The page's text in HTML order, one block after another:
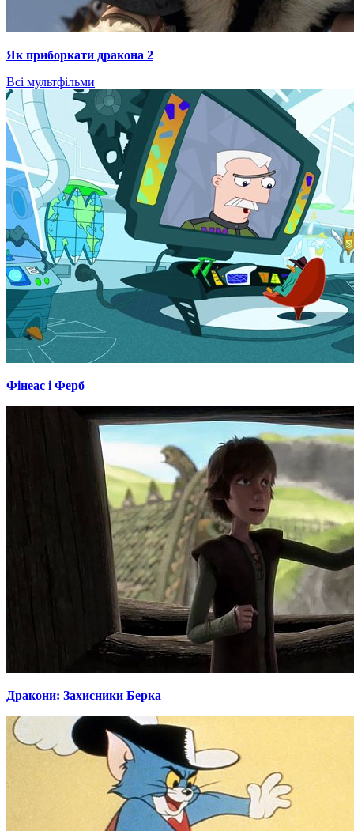
Як приборкати дракона 2
Всі мультфільми
Фінеас і Ферб
Дракони: Захисники Берка